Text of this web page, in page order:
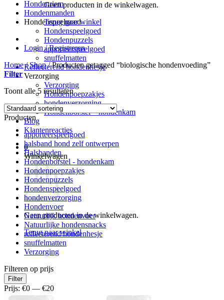
Hondenriem
Hondenmanden
Hondenspeelgoed
Hondenspeelgoed
Hondenpuzzels
apporteerspeelgoed
snuffelmatten
Reflecterend hondenhesje
Verzorging
Verzorging
Hondenpoepzakjes
hondenverzorging
Hondenborstel – hondenkam
Blog
Klantenreacties
0
Winkelwagen
Geen producten in de winkelwagen.
Terug naar winkel
Geen producten in de winkelwagen.
Terug naar winkel
Login / Registreren
Home / Shop /Producten getagged “biologische hondenvoeding”
Filter
Toont alle 5 resultaten
Producten
apporteerspeelgoed
halsband hond zelf ontwerpen
Halsbanden
Hondenborstel - hondenkam
Hondenpoepzakjes
Hondenpuzzels
Hondenspeelgoed
hondenverzorging
Hondenvoer
Natuurlijk hondenvoer
Natuurlijke hondensnacks
reflecterend hondenhesje
snuffelmatten
Verzorging
Filteren op prijs
Min.
prijs
Max.
prijs
Filter
Prijs: €0 — €20